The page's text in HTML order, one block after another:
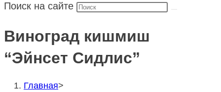
Поиск на сайте
Виноград кишмиш
“Эйнсет Сидлис”
Главная>